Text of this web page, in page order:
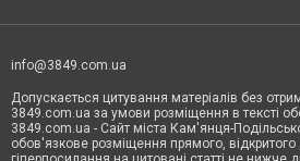
info@3849.com.ua
Допускається цитування матеріалів без
3849.com.ua за умови розміщення в тексті
3849.com.ua - Сайт міста Кам'янця-
обов'язкове розміщення прямого,